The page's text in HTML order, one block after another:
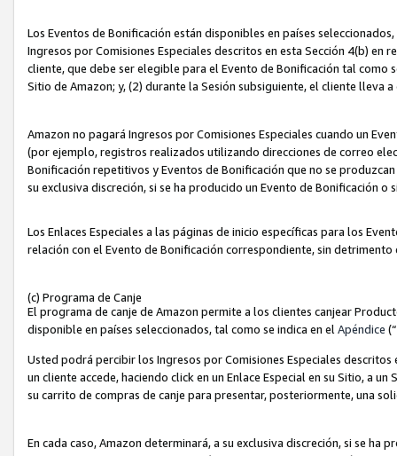
Los Eventos de Bonificación están disponibles en países
Ingresos por Comisiones Especiales descritos en esta Sección 4(b) en
cliente, que debe ser elegible para el Evento de Bonificación tal como
Sitio de Amazon; y, (2) durante la Sesión subsiguiente, el cliente lleva
Amazon no pagará Ingresos por Comisiones Especiales cuando un
(por ejemplo, registros realizados utilizando direcciones de correo
Bonificación repetitivos y Eventos de Bonificación que no se
su exclusiva discreción, si se ha producido un Evento de Bonificación
Los Enlaces Especiales a las páginas de inicio específicas para los
relación con el Evento de Bonificación correspondiente, sin
(c) Programa de Canje
El programa de canje de Amazon permite a los clientes canjear
disponible en países seleccionados, tal como se indica en el Apéndice
Usted podrá percibir los Ingresos por Comisiones Especiales
un cliente accede, haciendo click en un Enlace Especial en su Sitio, a
su carrito de compras de canje para presentar, posteriormente, una
En cada caso, Amazon determinará, a su exclusiva discreción, si se